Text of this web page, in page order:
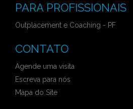
PARA PROFISSIONAIS
Outplacement e Coaching - PF
CONTATO
Agende uma visita
Escreva para nós
Mapa do Site